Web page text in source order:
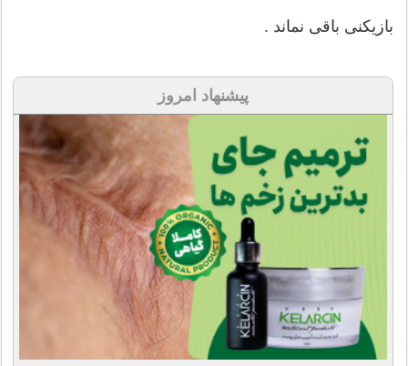
بازيکنى باقى نماند .
پیشنهاد امروز